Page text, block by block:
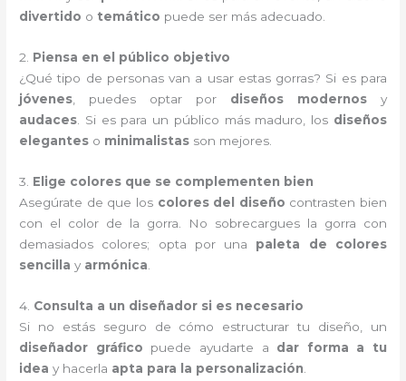
divertido o temático puede ser más adecuado.
2. Piensa en el público objetivo
¿Qué tipo de personas van a usar estas gorras? Si es para
jóvenes , puedes optar por diseños modernosy
audaces . Si es para un público más maduro, los diseños
elegantes o minimalistas son mejores.
3. Elige colores que se complementen bien
Asegúrate de que los colores del diseño contrasten bien
con el color de la gorra. No sobrecargues la gorra con
demasiados colores; opta por una paleta de colores
sencilla y armónica
4. Consulta a un diseñador si es necesario
Si no estás seguro de cómo estructurar tu diseño, un
diseñador gráfico puede ayudarte a dar forma a tu
idea y hacerla apta para la personalización